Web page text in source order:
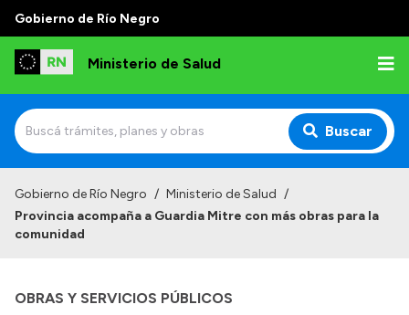
Gobierno de Río Negro
Ministerio de Salud
Buscar
Institucional
Autoridades
Gobierno de Río Negro / Ministerio de Salud /
Provincia acompaña a Guardia Mitre con más obras para la
comunidad
OBRAS Y SERVICIOS PÚBLICOS